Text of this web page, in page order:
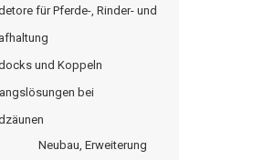
für Pferde-, Rinder- und
und Koppeln
bei
Neubau, Erweiterung